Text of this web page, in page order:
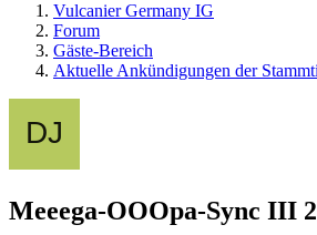
Vulcanier Germany IG
Forum
Gäste-Bereich
Aktuelle Ankündigungen der
Meeega-OOOpa-Sync III